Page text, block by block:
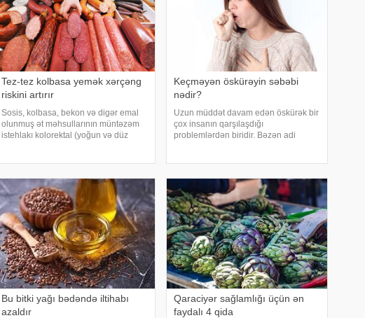
Tez-tez kolbasa yemək xərçəng
riskini artırır
Sosis, kolbasa, bekon və digər emal
olunmuş ət məhsullarının müntəzəm
istehlakı kolorektal (yoğun və düz
Endokrinologiy
Keçməyən öskürəyin səbəbi
nədir?
Uzun müddət davam edən öskürək bir
çox insanın qarşılaşdığı
problemlərdən biridir. Bəzən adi
tənəffüs yolu infeksiyası olmur
Bu bitki yağı bədəndə iltihabı
azaldır
Qaraciyər sağlamlığı üçün ən
faydalı 4 qida